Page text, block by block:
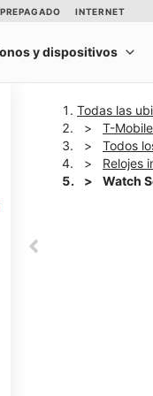
Todas las
T-
Todos
Relojes
Watch
This carousel